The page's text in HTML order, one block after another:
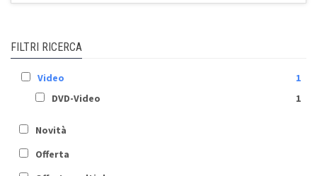
FILTRI RICERCA
Video
1
DVD-Video
1
Novità
Offerta